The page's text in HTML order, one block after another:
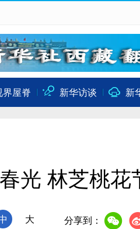
界屋脊 新华访谈 新
光 林芝桃花
大 分享到：